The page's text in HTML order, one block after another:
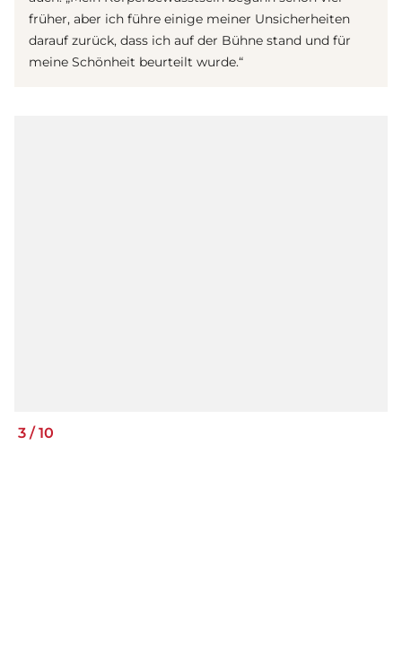
früher, aber ich führe einige meiner Unsicherheiten
darauf zurück, dass ich auf der Bühne stand und für
meine Schönheit beurteilt wurde.“
3 /10